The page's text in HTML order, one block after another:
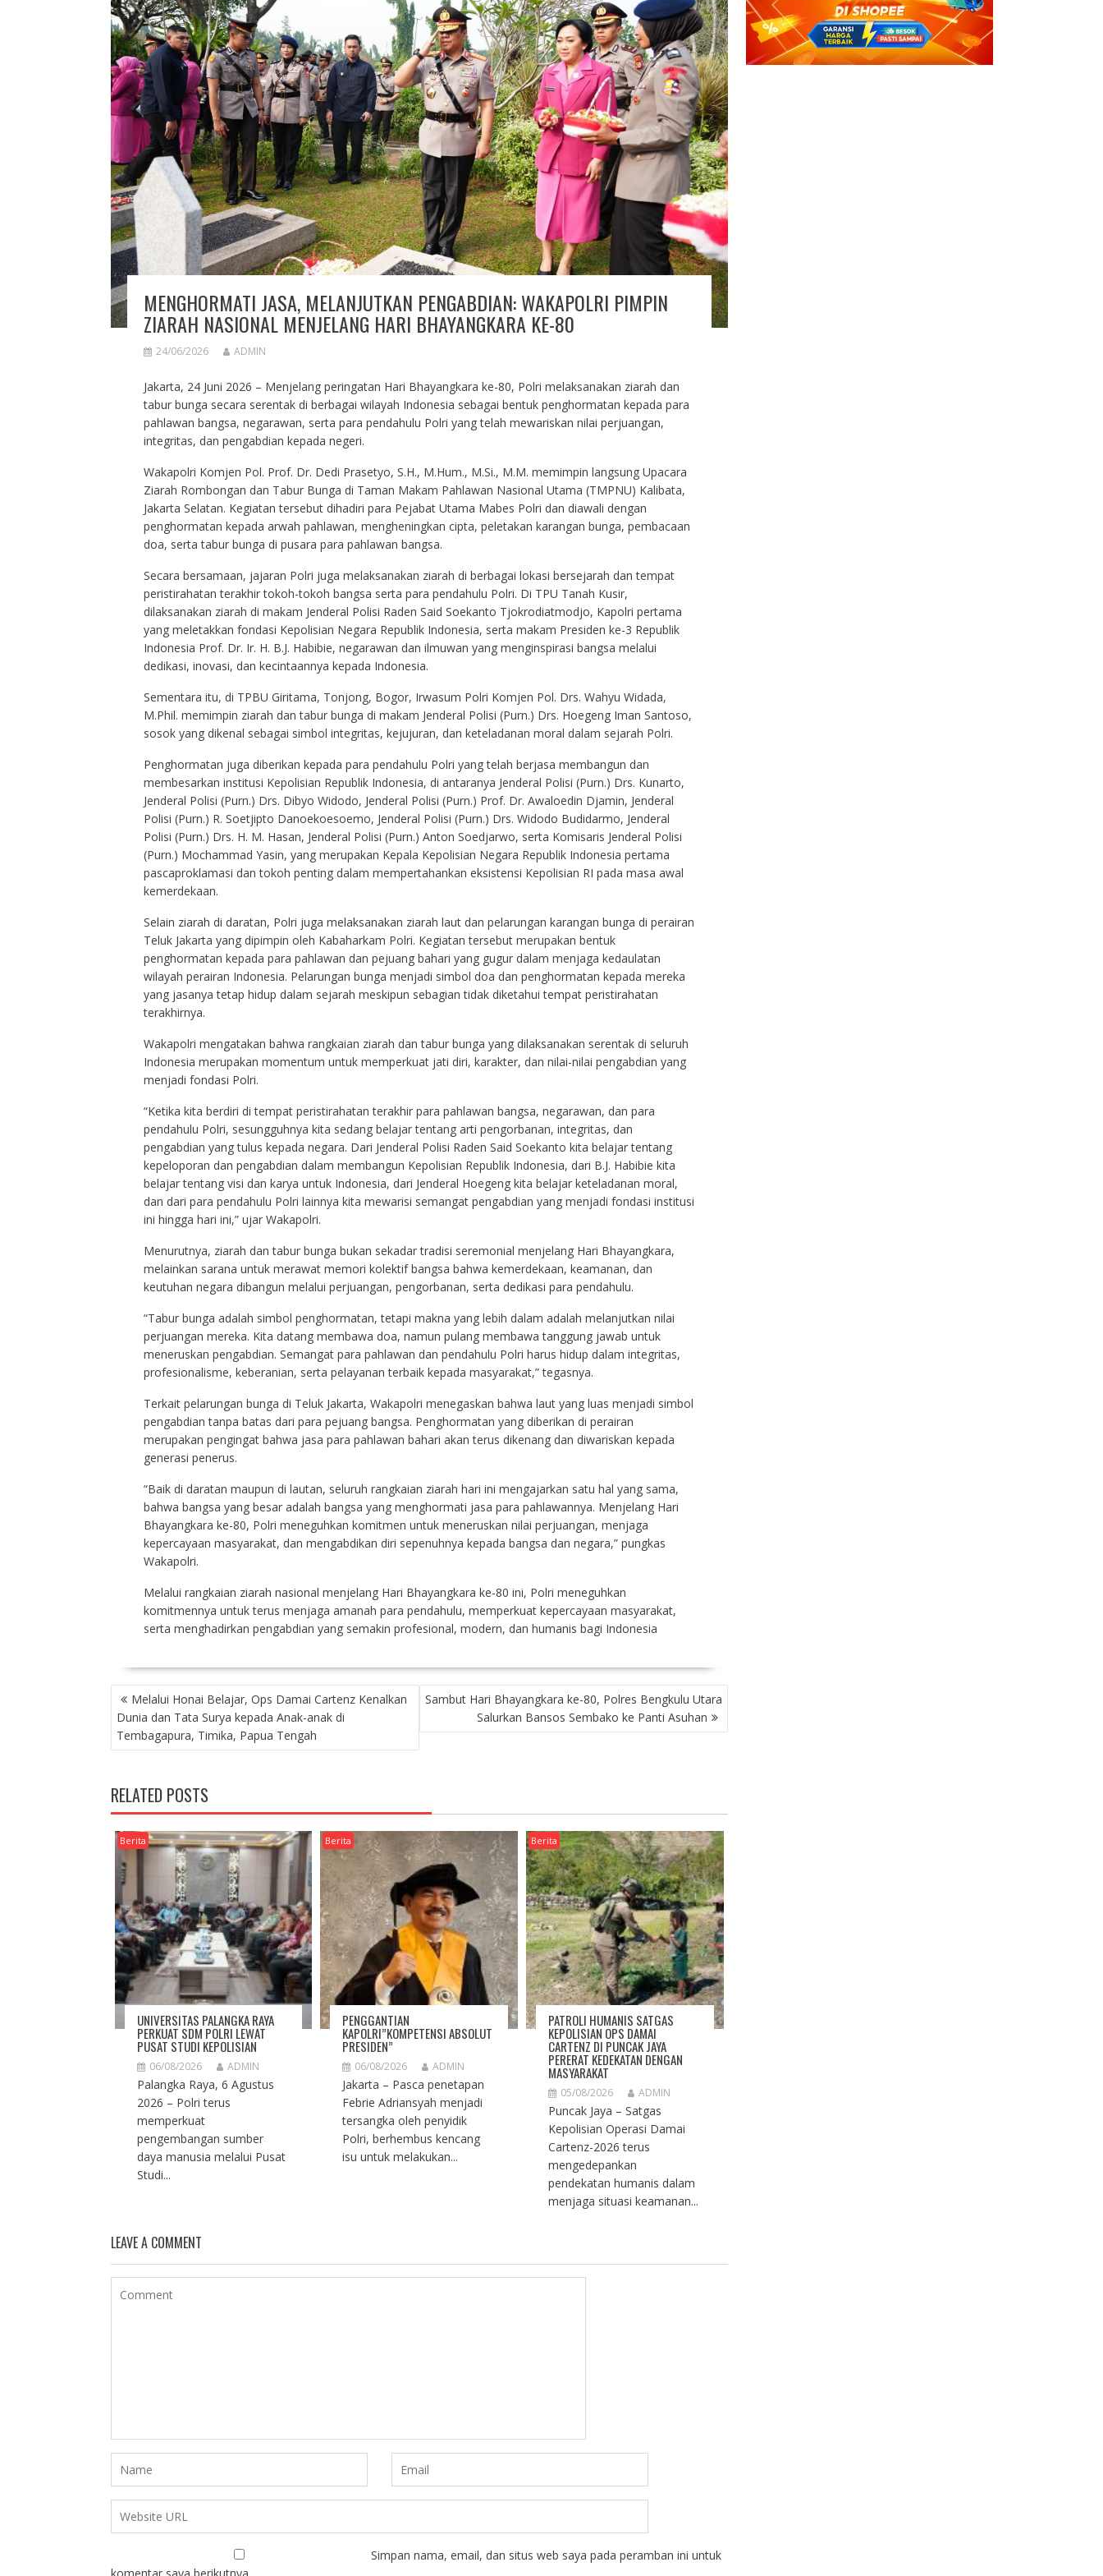
MENGHORMATI JASA, MELANJUTKAN PENGABDIAN: WAKAPOLRI PIMPIN
ZIARAH NASIONAL MENJELANG HARI BHAYANGKARA KE-80
24/06/2026 ADMIN
Jakarta, 24 Juni 2026 – Menjelang peringatan Hari Bhayangkara ke-80, Polri melaksanakan ziarah dan
tabur bunga secara serentak di berbagai wilayah Indonesia sebagai bentuk penghormatan kepada para
pahlawan bangsa, negarawan, serta para pendahulu Polri yang telah mewariskan nilai perjuangan,
integritas, dan pengabdian kepada negeri.
Wakapolri Komjen Pol. Prof. Dr. Dedi Prasetyo, S.H., M.Hum., M.Si., M.M. memimpin langsung Upacara
Ziarah Rombongan dan Tabur Bunga di Taman Makam Pahlawan Nasional Utama (TMPNU) Kalibata,
Jakarta Selatan. Kegiatan tersebut dihadiri para Pejabat Utama Mabes Polri dan diawali dengan
penghormatan kepada arwah pahlawan, mengheningkan cipta, peletakan karangan bunga, pembacaan
doa, serta tabur bunga di pusara para pahlawan bangsa.
Secara bersamaan, jajaran Polri juga melaksanakan ziarah di berbagai lokasi bersejarah dan tempat
peristirahatan terakhir tokoh-tokoh bangsa serta para pendahulu Polri. Di TPU Tanah Kusir,
dilaksanakan ziarah di makam Jenderal Polisi Raden Said Soekanto Tjokrodiatmodjo, Kapolri pertama
yang meletakkan fondasi Kepolisian Negara Republik Indonesia, serta makam Presiden ke-3 Republik
Indonesia Prof. Dr. Ir. H. B.J. Habibie, negarawan dan ilmuwan yang menginspirasi bangsa melalui
dedikasi, inovasi, dan kecintaannya kepada Indonesia.
Sementara itu, di TPBU Giritama, Tonjong, Bogor, Irwasum Polri Komjen Pol. Drs. Wahyu Widada,
M.Phil. memimpin ziarah dan tabur bunga di makam Jenderal Polisi (Purn.) Drs. Hoegeng Iman Santoso,
sosok yang dikenal sebagai simbol integritas, kejujuran, dan keteladanan moral dalam sejarah Polri.
Penghormatan juga diberikan kepada para pendahulu Polri yang telah berjasa membangun dan
membesarkan institusi Kepolisian Republik Indonesia, di antaranya Jenderal Polisi (Purn.) Drs. Kunarto,
Jenderal Polisi (Purn.) Drs. Dibyo Widodo, Jenderal Polisi (Purn.) Prof. Dr. Awaloedin Djamin, Jenderal
Polisi (Purn.) R. Soetjipto Danoekoesoemo, Jenderal Polisi (Purn.) Drs. Widodo Budidarmo, Jenderal
Polisi (Purn.) Drs. H. M. Hasan, Jenderal Polisi (Purn.) Anton Soedjarwo, serta Komisaris Jenderal Polisi
(Purn.) Mochammad Yasin, yang merupakan Kepala Kepolisian Negara Republik Indonesia pertama
pascaproklamasi dan tokoh penting dalam mempertahankan eksistensi Kepolisian RI pada masa awal
kemerdekaan.
Selain ziarah di daratan, Polri juga melaksanakan ziarah laut dan pelarungan karangan bunga di perairan
Teluk Jakarta yang dipimpin oleh Kabaharkam Polri. Kegiatan tersebut merupakan bentuk
penghormatan kepada para pahlawan dan pejuang bahari yang gugur dalam menjaga kedaulatan
wilayah perairan Indonesia. Pelarungan bunga menjadi simbol doa dan penghormatan kepada mereka
yang jasanya tetap hidup dalam sejarah meskipun sebagian tidak diketahui tempat peristirahatan
terakhirnya.
Wakapolri mengatakan bahwa rangkaian ziarah dan tabur bunga yang dilaksanakan serentak di seluruh
Indonesia merupakan momentum untuk memperkuat jati diri, karakter, dan nilai-nilai pengabdian yang
menjadi fondasi Polri.
“Ketika kita berdiri di tempat peristirahatan terakhir para pahlawan bangsa, negarawan, dan para
pendahulu Polri, sesungguhnya kita sedang belajar tentang arti pengorbanan, integritas, dan
pengabdian yang tulus kepada negara. Dari Jenderal Polisi Raden Said Soekanto kita belajar tentang
kepeloporan dan pengabdian dalam membangun Kepolisian Republik Indonesia, dari B.J. Habibie kita
belajar tentang visi dan karya untuk Indonesia, dari Jenderal Hoegeng kita belajar keteladanan moral,
dan dari para pendahulu Polri lainnya kita mewarisi semangat pengabdian yang menjadi fondasi institusi
ini hingga hari ini,” ujar Wakapolri.
Menurutnya, ziarah dan tabur bunga bukan sekadar tradisi seremonial menjelang Hari Bhayangkara,
melainkan sarana untuk merawat memori kolektif bangsa bahwa kemerdekaan, keamanan, dan
keutuhan negara dibangun melalui perjuangan, pengorbanan, serta dedikasi para pendahulu.
“Tabur bunga adalah simbol penghormatan, tetapi makna yang lebih dalam adalah melanjutkan nilai
perjuangan mereka. Kita datang membawa doa, namun pulang membawa tanggung jawab untuk
meneruskan pengabdian. Semangat para pahlawan dan pendahulu Polri harus hidup dalam integritas,
profesionalisme, keberanian, serta pelayanan terbaik kepada masyarakat,” tegasnya.
Terkait pelarungan bunga di Teluk Jakarta, Wakapolri menegaskan bahwa laut yang luas menjadi simbol
pengabdian tanpa batas dari para pejuang bangsa. Penghormatan yang diberikan di perairan
merupakan pengingat bahwa jasa para pahlawan bahari akan terus dikenang dan diwariskan kepada
generasi penerus.
“Baik di daratan maupun di lautan, seluruh rangkaian ziarah hari ini mengajarkan satu hal yang sama,
bahwa bangsa yang besar adalah bangsa yang menghormati jasa para pahlawannya. Menjelang Hari
Bhayangkara ke-80, Polri meneguhkan komitmen untuk meneruskan nilai perjuangan, menjaga
kepercayaan masyarakat, dan mengabdikan diri sepenuhnya kepada bangsa dan negara,” pungkas
Wakapolri.
Melalui rangkaian ziarah nasional menjelang Hari Bhayangkara ke-80 ini, Polri meneguhkan
komitmennya untuk terus menjaga amanah para pendahulu, memperkuat kepercayaan masyarakat,
serta menghadirkan pengabdian yang semakin profesional, modern, dan humanis bagi Indonesia
NAVIGASI
POSMelalui Honai Belajar, Ops Damai Cartenz Kenalkan
Dunia dan Tata Surya kepada Anak-anak di
Tembagapura, Timika, Papua Tengah
Sambut Hari Bhayangkara ke-80, Polres Bengkulu Utara
Salurkan Bansos Sembako ke Panti Asuhan
RELATED POSTS
Berita
UNIVERSITAS PALANGKA RAYA
PERKUAT SDM POLRI LEWAT
PUSAT STUDI KEPOLISIAN
06/08/2026 ADMIN
Palangka Raya, 6 Agustus
2026 – Polri terus
memperkuat
pengembangan sumber
daya manusia melalui Pusat
Studi...
Berita
PENGGANTIAN
KAPOLRI”KOMPETENSI ABSOLUT
PRESIDEN”
06/08/2026 ADMIN
Jakarta – Pasca penetapan
Febrie Adriansyah menjadi
tersangka oleh penyidik
Polri, berhembus kencang
isu untuk melakukan...
Berita
PATROLI HUMANIS SATGAS
KEPOLISIAN OPS DAMAI
CARTENZ DI PUNCAK JAYA
PERERAT KEDEKATAN DENGAN
MASYARAKAT
05/08/2026 ADMIN
Puncak Jaya – Satgas
Kepolisian Operasi Damai
Cartenz-2026 terus
mengedepankan
pendekatan humanis dalam
menjaga situasi keamanan...
LEAVE A COMMENT
Simpan nama, email, dan situs web saya pada peramban ini untuk